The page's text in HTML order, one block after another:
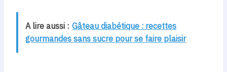
A lire aussi : Gâteau diabétique : recettes
gourmandes sans sucre pour se faire plaisir